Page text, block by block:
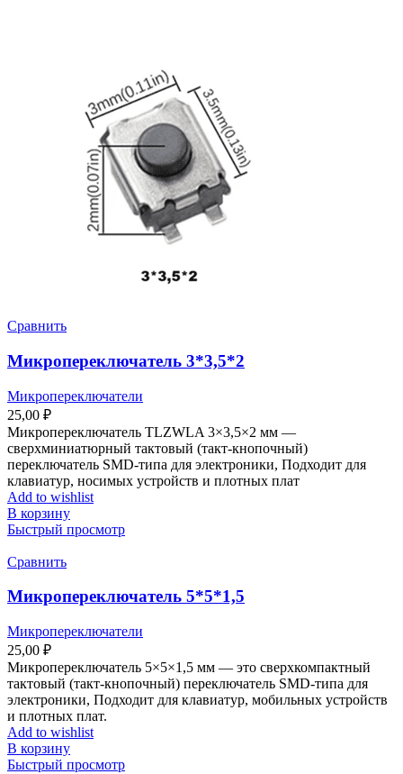
Сравнить
Микропереключатель 3*3,5*2
Микропереключатели
25,00 ₽
Микропереключатель TLZWLA 3×3,5×2 мм —
сверхминиатюрный тактовый (такт-кнопочный)
переключатель SMD-типа для электроники, Подходит для
клавиатур, носимых устройств и плотных плат
Add to wishlist
В корзину
Быстрый просмотр
Сравнить
Микропереключатель 5*5*1,5
Микропереключатели
25,00 ₽
Микропереключатель 5×5×1,5 мм — это сверхкомпактный
тактовый (такт-кнопочный) переключатель SMD-типа для
электроники, Подходит для клавиатур, мобильных устройств
и плотных плат.
Add to wishlist
В корзину
Быстрый просмотр